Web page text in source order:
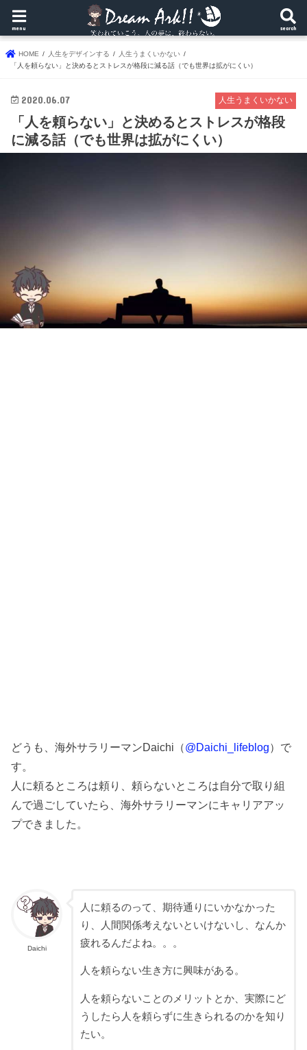
search
menu
HOME 人生をデザインする
人生うまくいかない
「人を頼らない」と決めるとストレスが格段に減る話（でも世界は拡がにくい）
人生うまくいかない
2020.06.07
「人を頼らない」と決めるとストレスが格段
に減る話（でも世界は拡がにくい）
どうも、海外サラリーマンDaichi（@Daichi_lifeblog）で
す。
人に頼るところは頼り、頼らないところは自分で取り組
んで過ごしていたら、海外サラリーマンにキャリアアッ
プできました。
Daichi
人に頼るのって、期待通りにいかなかった
り、人間関係考えないといけないし、なんか
疲れるんだよね。。。
人を頼らない生き方に興味がある。
人を頼らないことのメリットとか、実際にど
うしたら人を頼らずに生きられるのかを知り
たい。